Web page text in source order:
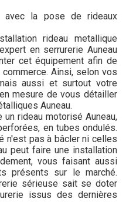
avec la pose de rideaux
rideau metallique
en serrurerie Auneau
cet équipement afin de
Ainsi, selon vos
aussi et surtout votre
mesure de vous détailler
Auneau.
rideau motorisé Auneau,
en tubes ondulés.
n'est pas à bâcler ni celles
peut faire une installation
vous faisant aussi
présents sur le marché.
sérieuse sait se doter
issus des dernières